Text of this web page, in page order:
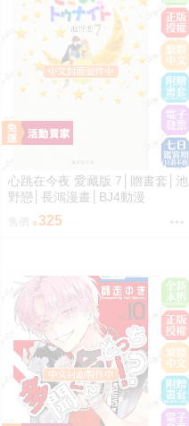
心跳在今夜 愛藏版 7│贈書套│池
野戀│長鴻漫畫│BJ4動漫
售價 325